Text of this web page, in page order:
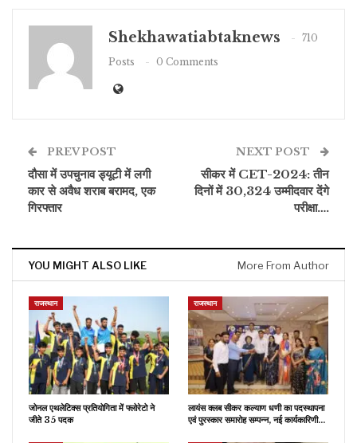
Shekhawatiabtaknews
710
Posts
0 Comments
PREV POST
दौसा में उपचुनाव ड्यूटी में लगी
कार से अवैध शराब बरामद, एक
गिरफ्तार
NEXT POST
सीकर में CET-2024: तीन
दिनों में 30,324 उम्मीदवार देंगे
परीक्षा….
YOU MIGHT ALSO LIKE More From Author
राजस्थान
जोनल एथलेटिक्स प्रतियोगिता में फ्लोरेटो ने
जीते 35 पदक
राजस्थान
लायंस क्लब सीकर कल्याण धणी का पदस्थापना
एवं पुरस्कार समारोह सम्पन्न, नई कार्यकारिणी…